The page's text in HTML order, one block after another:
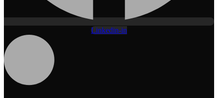
Linkedin-in